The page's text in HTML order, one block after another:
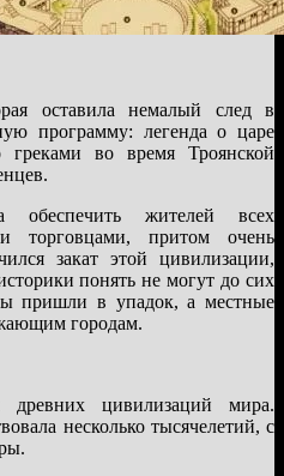
оставила немалый след в
программу: легенда о царе
греками во время Троянской
обеспечить жителей всех
торговцами, притом очень
закат этой цивилизации,
понять не могут до сих
пришли в упадок, а местные
городам.
цивилизаций мира.
несколько тысячелетий, с